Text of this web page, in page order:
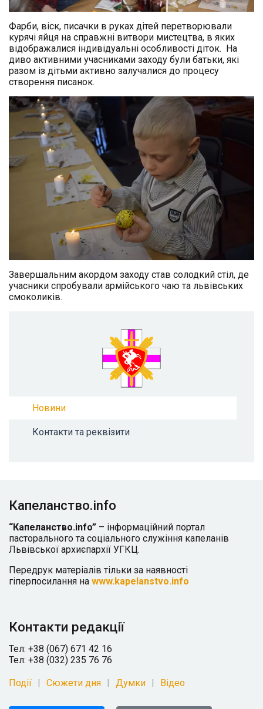
Фарби, віск, писачки в руках дітей перетворювали
курячі яйця на справжні витвори мистецтва, в яких
відображалися індивідуальні особливості діток. На
диво активними учасниками заходу були батьки, які
разом із дітьми активно залучалися до процесу
створення писанок.
Завершальним акордом заходу став солодкий стіл, де
учасники спробували армійського чаю та львівських
смоколиків.
Новини
Контакти та реквізити
Капеланство.info
“Капеланство.info” – інформаційний портал
пасторального та соціального служіння капеланів
Львівської архиєпархії УГКЦ.
Передрук матеріалів тільки за наявності
гіперпосилання на www.kapelanstvo.info
Контакти редакції
Тел: +38 (067) 671 42 16
Тел: +38 (032) 235 76 76
Події Сюжети дня Думки Відео